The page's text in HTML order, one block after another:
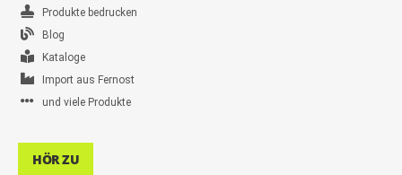
Produkte bedrucken
Blog
Kataloge
Import aus Fernost
und viele Produkte
HÖR ZU